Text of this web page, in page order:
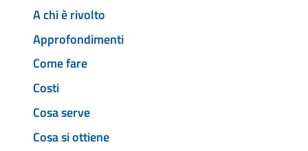
A chi è rivolto
Approfondimenti
Come fare
Costi
Cosa serve
Cosa si ottiene